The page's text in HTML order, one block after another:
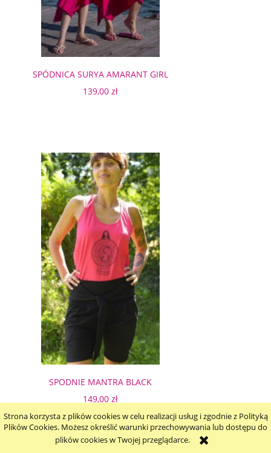
Strona korzysta z plików cookies w celu realizacji usług i zgodnie z Polityką
Plików Cookies. Możesz określić warunki przechowywania lub dostępu do
plików cookies w Twojej przeglądarce.
SPÓDNICA SURYA AMARANT GIRL
139,00 zł
SPODNIE MANTRA BLACK
KRÓTKIE LEGGINSY
149,00 zł